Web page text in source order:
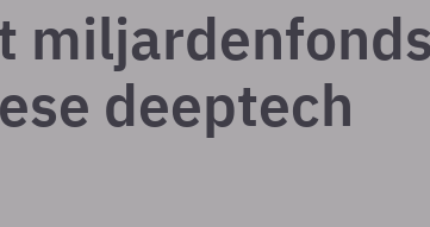
deeptech